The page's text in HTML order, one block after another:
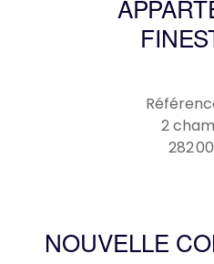
2
282
NOUVELLE